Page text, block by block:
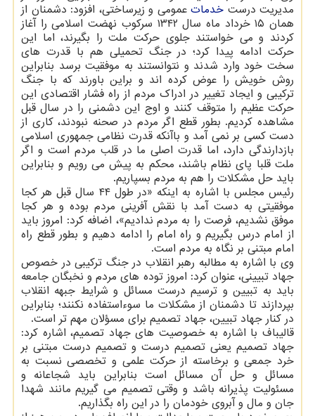
مدیریت درست خدمات عمومی و زیرساختی، افزود: دشمنان از
همان ۱۵ خرداد ماه سال ۱۳۴۲ سرکوب نهضت اسلامی را آغاز
کردند و می خواستند جلوی حرکت ملت را بگیرند، اما این
حرکت ادامه پیدا کرد؛ در جنگ تحمیلی هم با قدرت های
سخت خود وارد شدند و نتوانستند به موفقیت برسد بنابراین
روش خویش را عوض کرده اند و براین باورند که با جنگ
ترکیبی و ایجاد تغییر در ادراک مردم از راه فشار اقتصادی این
حرکت عظیم را متوقف کنند و اوج این دشمنی را در سال قبل
مشاهده کردیم. بطور قطع اگر مردم در صحنه نبودند، کاری از
دست کسی بر نمی آمد و باآنکه قدرت نظامی جمهوری اسلامی
بازدارندگی دارد، اما قدرت اصلی ما در قلب مردم است و اگر
ملت قلبا پای نظام باشند، محکم به پیش می رویم و بنابراین
باید حل مشکلات را هم به مردم بسپاریم.
رئیس مجلس با اشاره به اینکه «در طول ۴۴ سال قبل هر کجا
موفقیتی به دست آمد با نقش آفرینی مردم بوده و هر کجا
موفق نشدیم، فرصت را به مردم ندادیم»، اضافه کرد: امروز باید
از امام درس بگیریم و راه امام را ادامه دهیم و بطور قطع راه
امام مبتنی بر نگاه به مردم است.
وی با اشاره به مطالبه رهبر انقلاب در جنگ ترکیبی در خصوص
جهاد تبیینی، عنوان کرد: امروز توده های مردم و نخبگان جامعه
باید به تبیین و ترسیم درست مسائل و شرایط جبهه انقلاب
بپردازند تا دشمنان از مشکلات ما سوءاستفاده نکنند؛ بنابراین
در کنار جهاد تبیین، جهاد تصمیم برای مسؤلان مهم تر است.
قالیباف با اشاره به خصوصیت های جهاد تصمیم، اشاره کرد:
جهاد تصمیم یعنی تصمیم درست و تصمیم درست مبتنی بر
خرد جمعی و برخاسته از حرکت علمی و تخصصی نسبت به
مسائل و حل آن مسائل است بنابراین باید شجاعانه و
مسئولیت پذیرانه باشد و وقتی تصمیم می گیریم مانند شهدا
جان و مال و آبروی خودمان را در این راه بگذاریم.